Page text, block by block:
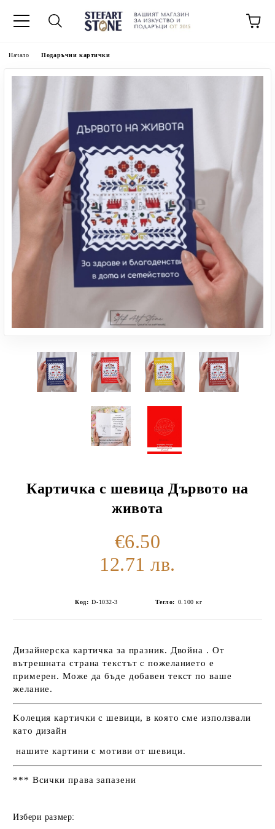
Начало Подаръчни картички
Картичка с шевица Дървото на
живота
€6.50
12.71 лв.
Код: D-1032-3 Тегло: 0.100 кг
Дизайнерска картичка за празник. Двойна . От
вътрешната страна текстът с пожеланието е
примерен. Може да бъде добавен текст по ваше
желание.
Kолеция картички с шевици, в която сме използвали
като дизайн
нашите картини с мотиви от шевици.
*** Всички права запазени
Избери размер: